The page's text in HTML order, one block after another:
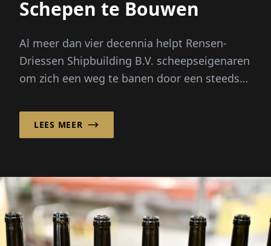
Schepen te Bouwen
Al meer dan vier decennia helpt Rensen-
Driessen Shipbuilding B.V. scheepseigenaren
om zich een weg te banen door een steeds
aangepast scheepsontwerp te combineren
met een flexibel, internationaal
LEES MEER